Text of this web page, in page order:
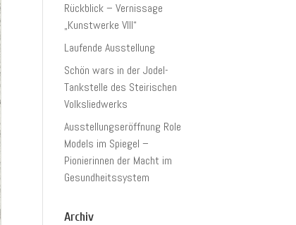
Rückblick – Vernissage
„Kunstwerke VIII“
Laufende Ausstellung
Schön wars in der Jodel-
Tankstelle des Steirischen
Volksliedwerks
Ausstellungseröffnung Role
Models im Spiegel –
Pionierinnen der Macht im
Gesundheitssystem
Archiv